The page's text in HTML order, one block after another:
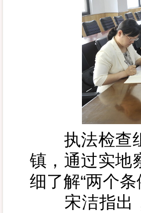
执法检查组
镇，通过实地
细了解“两个
宋洁指出，